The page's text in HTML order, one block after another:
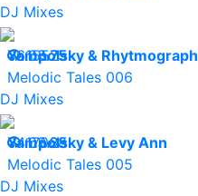
DJ Mixes
06.03.25
15575
Yampolsky & Rhytmograph
Melodic Tales 006
DJ Mixes
04.03.25
17068
Yampolsky & Levy Ann
Melodic Tales 005
DJ Mixes